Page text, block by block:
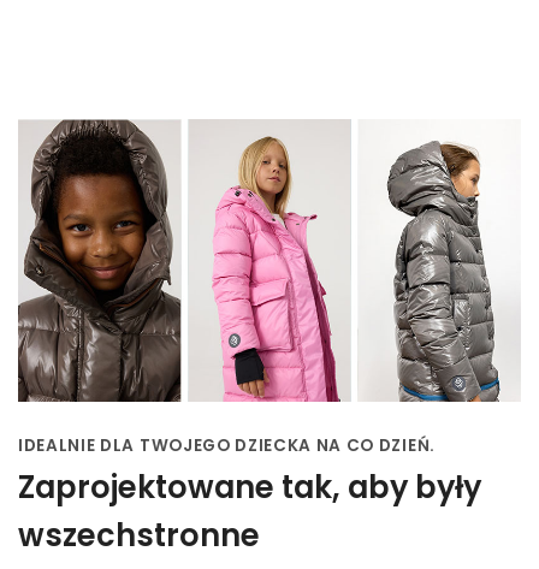
IDEALNIE DLA TWOJEGO DZIECKA NA CO DZIEŃ.
Zaprojektowane tak, aby były
wszechstronne